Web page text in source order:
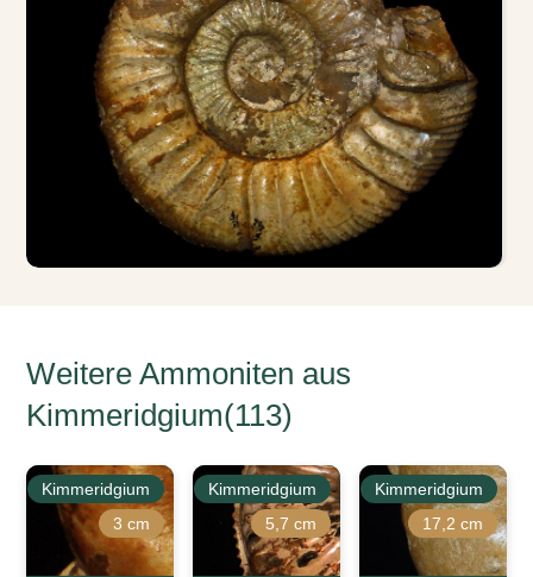
Weitere Ammoniten aus
Kimmeridgium(113)
Kimmeridgium
3 cm
Kimmeridgium
5,7 cm
Kimmeridgium
17,2 cm